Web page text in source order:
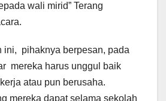
wali mirid” Terang
ini, pihaknya berpesan, pada
mereka harus unggul baik
atau pun berusaha.
mereka dapat selama sekolah